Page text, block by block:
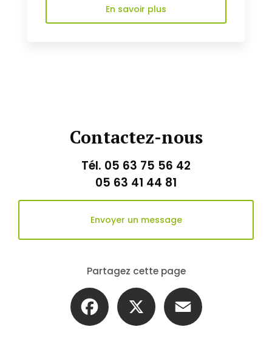
En savoir plus
Contactez-nous
Tél. 05 63 75 56 42
05 63 41 44 81
Envoyer un message
Partagez cette page
Facebook